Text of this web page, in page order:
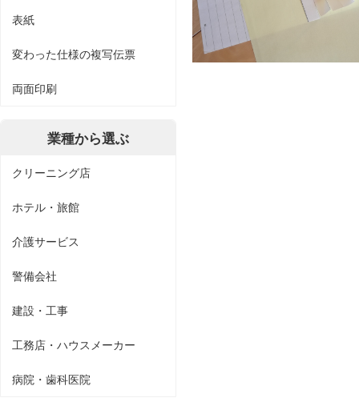
表紙
変わった仕様の複写伝票
両面印刷
業種から選ぶ
クリーニング店
ホテル・旅館
介護サービス
警備会社
建設・工事
工務店・ハウスメーカー
病院・歯科医院